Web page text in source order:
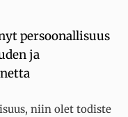
persoonallisuus
ja
niin olet todiste